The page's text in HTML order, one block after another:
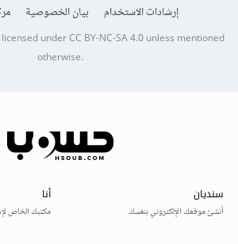
إرشادات الاستخدام
بيان الخصوصية
licensed underCC BY-NC-SA 4.0unless mentioned
otherwise.